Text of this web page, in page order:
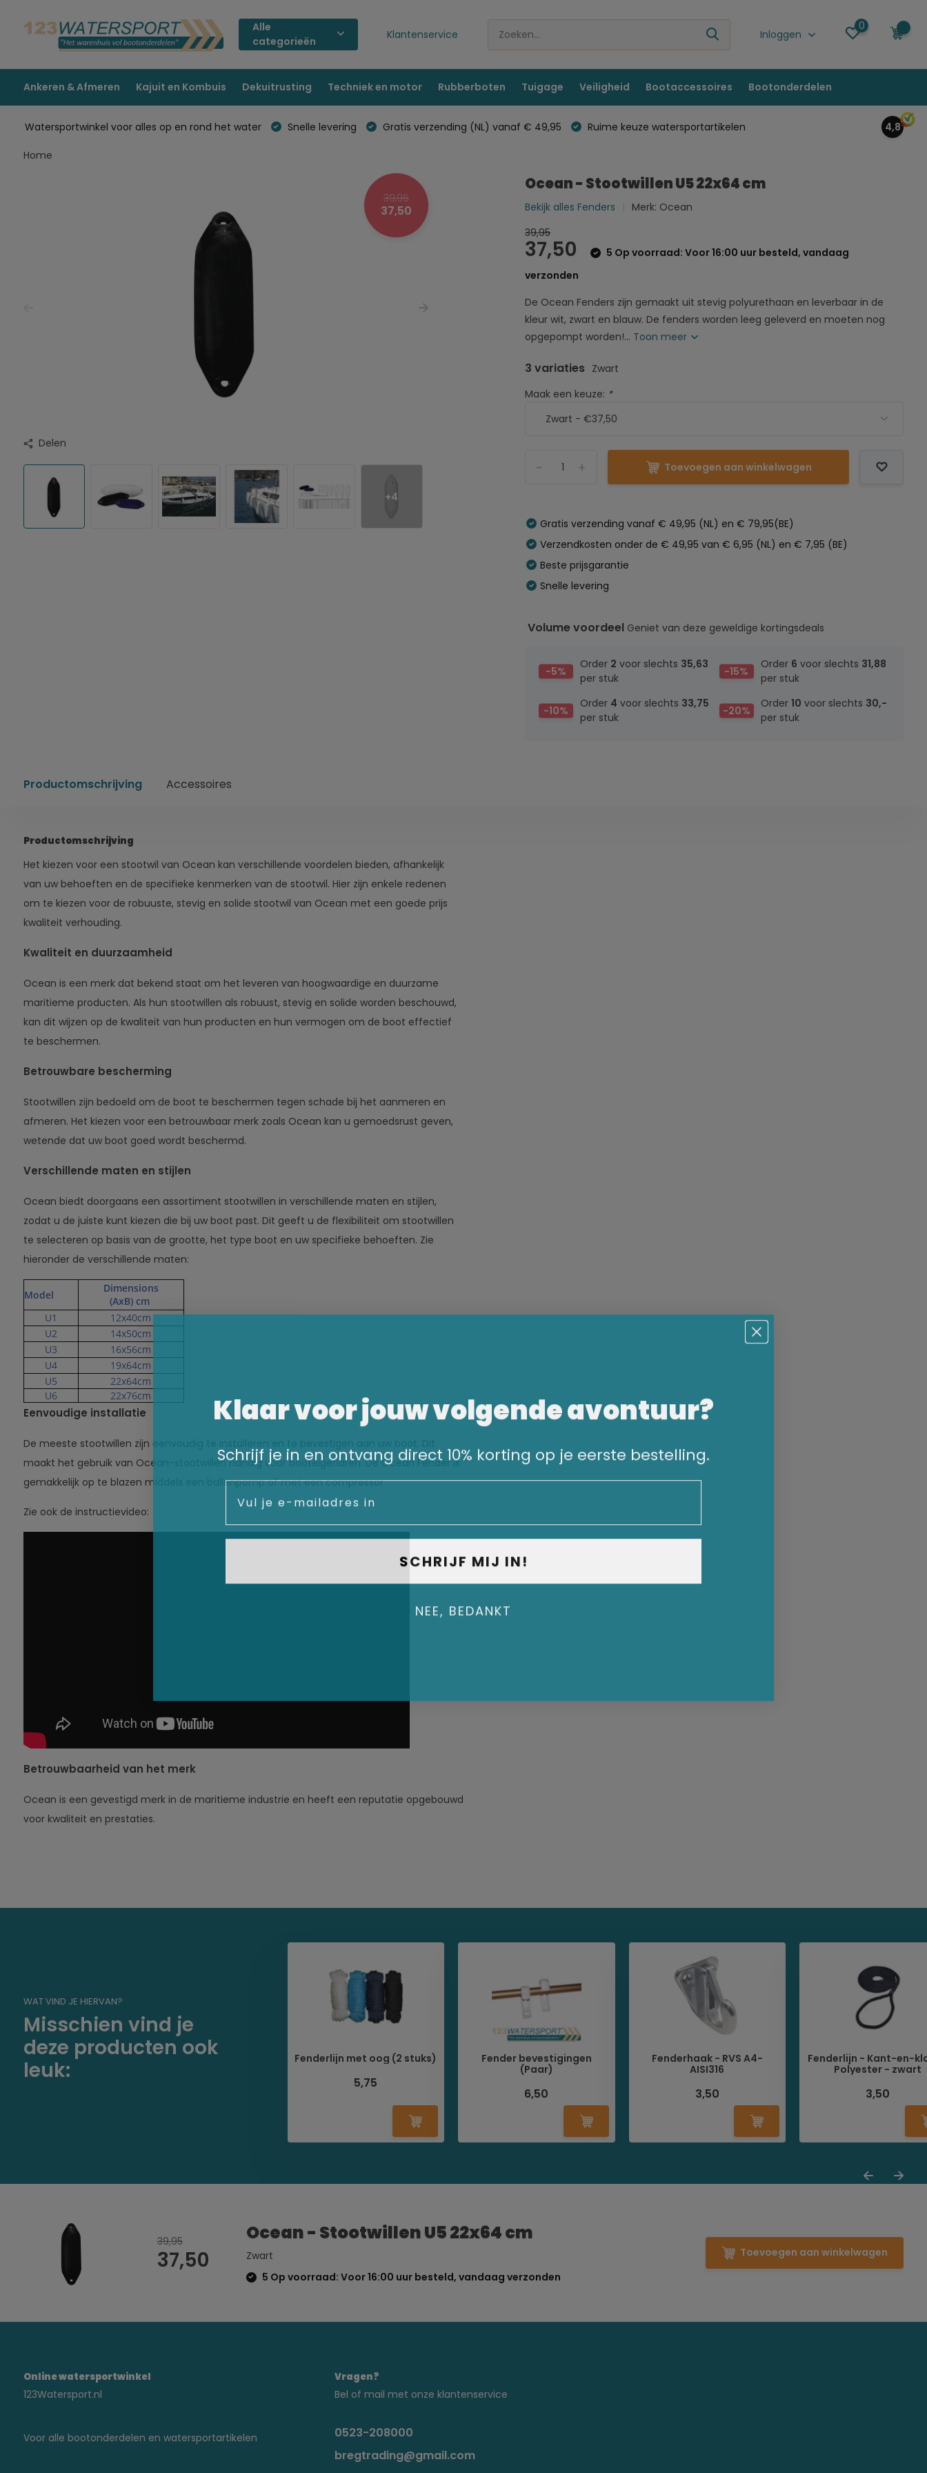
Alle
categorieën
Klantenservice Inloggen
0
Ankeren & Afmeren Kajuit en Kombuis Dekuitrusting Techniek en motor Rubberboten Tuigage Veiligheid Bootaccessoires Bootonderdelen
Watersportwinkel voor alles op en rond het water Snelle levering Gratis verzending (NL) vanaf € 49,95 Ruime keuze watersportartikelen 4,8
Home
39,95
37,50
Delen
+4
Ocean - Stootwillen U5 22x64 cm
Bekijk alles Fenders Merk: Ocean
39,95
37,50
5 Op voorraad: Voor 16:00 uur besteld, vandaag
verzonden
De Ocean Fenders zijn gemaakt uit stevig polyurethaan en leverbaar in de
kleur wit, zwart en blauw. De fenders worden leeg geleverd en moeten nog
opgepompt worden!... Toon meer
3 variaties Zwart
Maak een keuze: *
+
- Toevoegen aan winkelwagen
Gratis verzending vanaf € 49,95 (NL) en € 79,95(BE)
Verzendkosten onder de € 49,95 van € 6,95 (NL) en € 7,95 (BE)
Beste prijsgarantie
Snelle levering
Volume voordeel Geniet van deze geweldige kortingsdeals
-5%
Order 2 voor slechts 35,63
per stuk
-10%
Order 4 voor slechts 33,75
per stuk
-15%
Order 6 voor slechts 31,88
per stuk
-20%
Order 10 voor slechts 30,-
per stuk
Productomschrijving Accessoires
Productomschrijving
Het kiezen voor een stootwil van Ocean kan verschillende voordelen bieden, afhankelijk
van uw behoeften en de specifieke kenmerken van de stootwil. Hier zijn enkele redenen
om te kiezen voor de robuuste, stevig en solide stootwil van Ocean met een goede prijs
kwaliteit verhouding.
Kwaliteit en duurzaamheid
Ocean is een merk dat bekend staat om het leveren van hoogwaardige en duurzame
maritieme producten. Als hun stootwillen als robuust, stevig en solide worden beschouwd,
kan dit wijzen op de kwaliteit van hun producten en hun vermogen om de boot effectief
te beschermen.
Betrouwbare bescherming
Stootwillen zijn bedoeld om de boot te beschermen tegen schade bij het aanmeren en
afmeren. Het kiezen voor een betrouwbaar merk zoals Ocean kan u gemoedsrust geven,
wetende dat uw boot goed wordt beschermd.
Verschillende maten en stijlen
Ocean biedt doorgaans een assortiment stootwillen in verschillende maten en stijlen,
zodat u de juiste kunt kiezen die bij uw boot past. Dit geeft u de flexibiliteit om stootwillen
te selecteren op basis van de grootte, het type boot en uw specifieke behoeften. Zie
hieronder de verschillende maten:
Model
Dimensions
(AxB) cm
U1
12x40cm
U2
14x50cm
U3
16x56cm
U4
19x64cm
U5
22x64cm
U6
22x76cm
Eenvoudige installatie
De meeste stootwillen zijn eenvoudig te installeren en te bevestigen aan uw boot. Dit
maakt het gebruik van Ocean-stootwillen handig voor booteigenaren. De Ocean Fender is
gemakkelijk op te blazen middels een ballenpomp of met een compressor.
Zie ook de instructievideo:
Betrouwbaarheid van het merk
Ocean is een gevestigd merk in de maritieme industrie en heeft een reputatie opgebouwd
voor kwaliteit en prestaties.
WAT VIND JE HIERVAN?
Misschien vind je
deze producten ook
leuk:
slot
5,95
Fenderlijn met oog (2 stuks)
5,75
Fender bevestigingen
(Paar)
6,50
Fenderhaak - RVS A4-
AISI316
3,50
Fenderlijn - Kant-en-
Polyester - zwart
3,50
39,95
37,50
Ocean - Stootwillen U5 22x64 cm
Zwart
5 Op voorraad: Voor 16:00 uur besteld, vandaag verzonden
Toevoegen aan winkelwagen
Online watersportwinkel
123Watersport.nl
Voor alle bootonderdelen en watersportartikelen
Vragen?
Bel of mail met onze klantenservice
0523-208000
bregtrading@gmail.com
Klaar voor jouw volgende avontuur?
Schrijf je in en ontvang direct 10% korting op je eerste bestelling.
Email
SCHRIJF MIJ IN!
NEE, BEDANKT